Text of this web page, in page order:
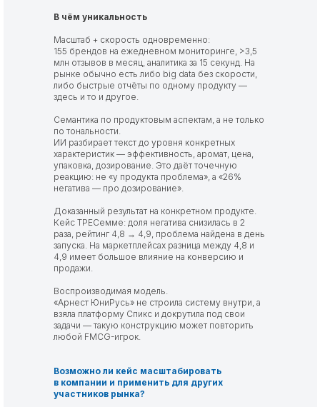
В чём уникальность
Масштаб + скорость одновременно:
155 брендов на ежедневном мониторинге, >3,5
млн отзывов в месяц, аналитика за 15 секунд. На
рынке обычно есть либо big data без скорости,
либо быстрые отчёты по одному продукту —
здесь и то и другое.
Семантика по продуктовым аспектам, а не только
по тональности.
ИИ разбирает текст до уровня конкретных
характеристик — эффективность, аромат, цена,
упаковка, дозирование. Это даёт точечную
реакцию: не «у продукта проблема», а «26%
негатива — про дозирование».
Доказанный результат на конкретном продукте.
Кейс ТРЕСемме: доля негатива снизилась в 2
раза, рейтинг 4,8 → 4,9, проблема найдена в день
запуска. На маркетплейсах разница между 4,8 и
4,9 имеет большое влияние на конверсию и
продажи.
Воспроизводимая модель.
«Арнест ЮниРусь» не строила систему внутри, а
взяла платформу Спикс и докрутила под свои
задачи — такую конструкцию может повторить
любой FMCG-игрок.
Возможно ли кейс масштабировать
в компании и применить для других
участников рынка?